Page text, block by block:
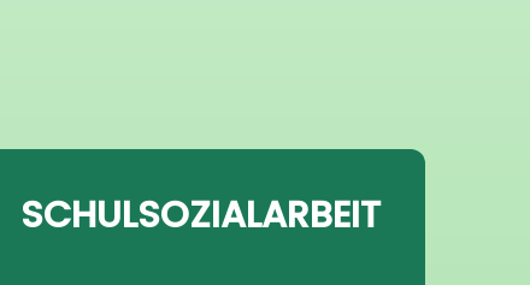
SCHULSOZIALARBEIT